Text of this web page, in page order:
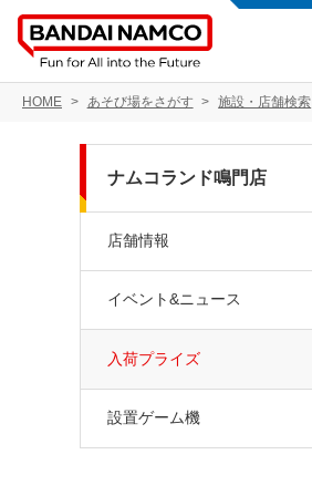
HOME あそび場をさがす 施設・店舗検索
ナムコランド鳴門店
店舗情報
イベント&ニュース
入荷プライズ
設置ゲーム機